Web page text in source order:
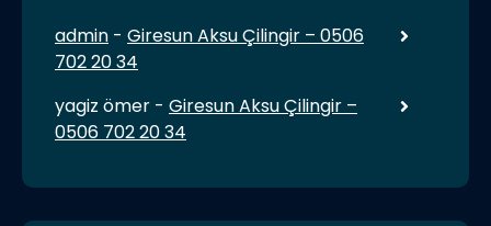
admin - Giresun Aksu Çilingir – 0506
702 20 34
yagiz ömer - Giresun Aksu Çilingir –
0506 702 20 34